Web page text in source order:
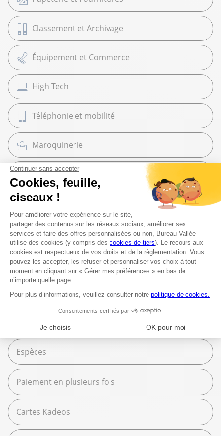
Classement et Archivage
Équipement et Commerce
High Tech
Téléphonie et mobilité
Maroquinerie
Cadeaux
Librairie
Beaux Arts
Espace services
Fournitures scolaires
Moyens de paiement
Espèces
Paiement en plusieurs fois
Cartes Kadeos